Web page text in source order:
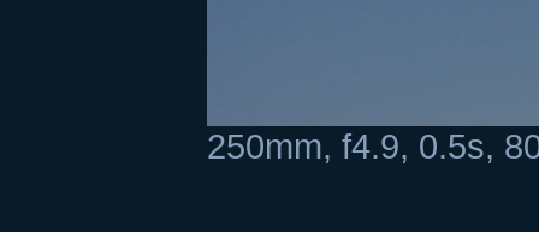
250mm, f4.9, 0.5s,